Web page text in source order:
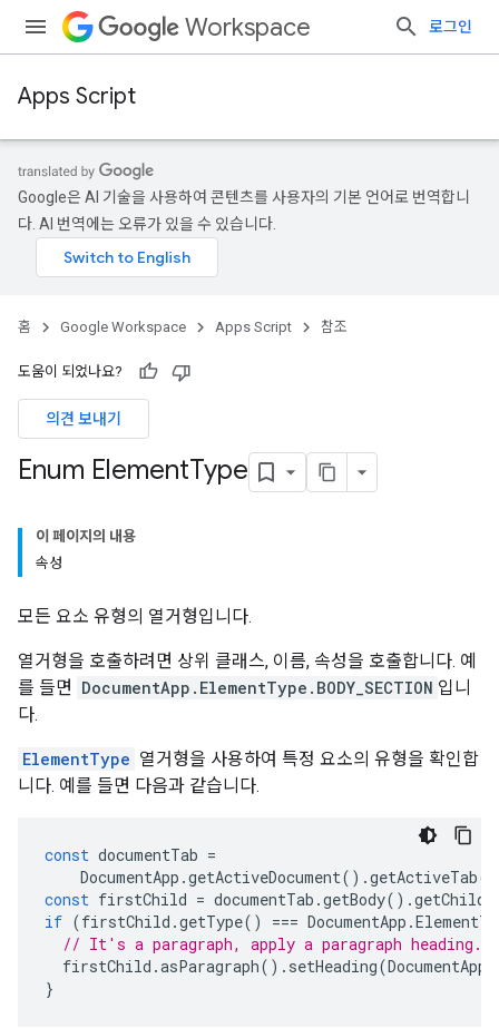
Workspace 로그인
Apps Script
Google은 AI 기술을 사용하여 콘텐츠를 사용자의 기본 언어로 번역합니
다. AI 번역에는 오류가 있을 수 있습니다.
홈 Google Workspace Apps Script 참조
도움이 되었나요?
의견 보내기
Enum ElementType
이 페이지의 내용
속성
모든 요소 유형의 열거형입니다.
열거형을 호출하려면 상위 클래스, 이름, 속성을 호출합니다. 예
를 들면 DocumentApp.ElementType.BODY_SECTION 입니
다.
ElementType 열거형을 사용하여 특정 요소의 유형을 확인합
니다. 예를 들면 다음과 같습니다.
const documentTab =
DocumentApp .getActiveDocument().getActiveTab
const firstChild = documentTab .getBody().getChild
if (firstChild .getType() === DocumentApp .
// It's a paragraph, apply a paragraph heading.
firstChild .asParagraph(). setHeading(DocumentApp
}